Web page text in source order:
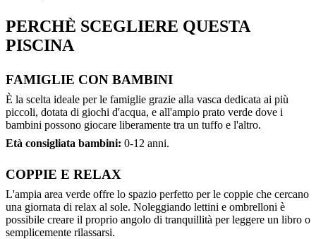
PERCHÈ SCEGLIERE QUESTA
PISCINA
FAMIGLIE CON BAMBINI
È la scelta ideale per le famiglie grazie alla vasca dedicata ai più
piccoli, dotata di giochi d'acqua, e all'ampio prato verde dove i
bambini possono giocare liberamente tra un tuffo e l'altro.
Età consigliata bambini: 0-12 anni.
COPPIE E RELAX
L'ampia area verde offre lo spazio perfetto per le coppie che cercano
una giornata di relax al sole. Noleggiando lettini e ombrelloni è
possibile creare il proprio angolo di tranquillità per leggere un libro o
semplicemente rilassarsi.